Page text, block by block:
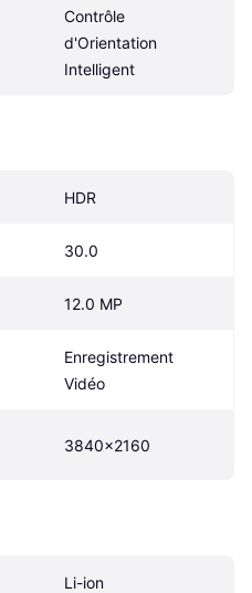
Contrôle
d'Orientation
Intelligent
HDR
30.0
12.0 MP
Enregistrement
Vidéo
3840x2160
Li-ion